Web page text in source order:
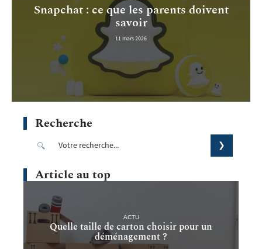
Snapchat : ce que les parents doivent
savoir
11 mars 2026
Recherche
Article au top
ACTU
Quelle taille de carton choisir pour un
déménagement ?